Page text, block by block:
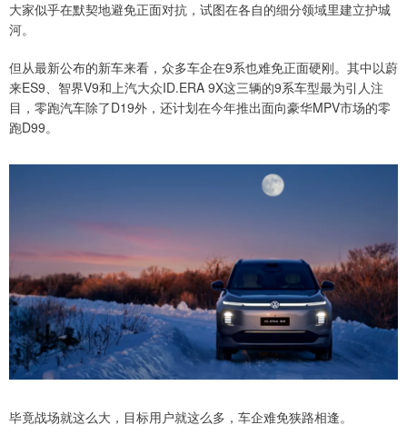
大家似乎在默契地避免正面对抗，试图在各自的细分领域里建立护城
河。
但从最新公布的新车来看，众多车企在9系也难免正面硬刚。其中以蔚
来ES9、智界V9和上汽大众ID.ERA 9X这三辆的9系车型最为引人注
目，零跑汽车除了D19外，还计划在今年推出面向豪华MPV市场的零
跑D99。
毕竟战场就这么大，目标用户就这么多，车企难免狭路相逢。